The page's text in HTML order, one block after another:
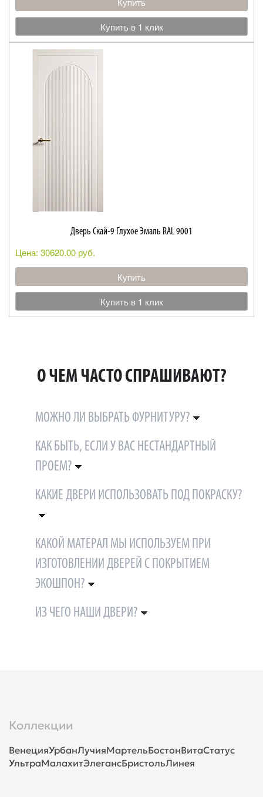
Купить в 1 клик
Дверь Скай-9 Глухое Эмаль RAL 9001
Цена: 30620.00 руб.
Купить
Купить в 1 клик
О ЧЕМ ЧАСТО СПРАШИВАЮТ?
МОЖНО ЛИ ВЫБРАТЬ ФУРНИТУРУ?
КАК БЫТЬ, ЕСЛИ У ВАС НЕСТАНДАРТНЫЙ
ПРОЕМ?
КАКИЕ ДВЕРИ ИСПОЛЬЗОВАТЬ ПОД ПОКРАСКУ?
КАКОЙ МАТЕРАЛ МЫ ИСПОЛЬЗУЕМ ПРИ
ИЗГОТОВЛЕНИИ ДВЕРЕЙ С ПОКРЫТИЕМ
ЭКОШПОН?
ИЗ ЧЕГО НАШИ ДВЕРИ?
Коллекции
ВенецияУрбанЛучияМартельБостонВитаСтатус
УльтраМалахитЭлегансБристольЛинея